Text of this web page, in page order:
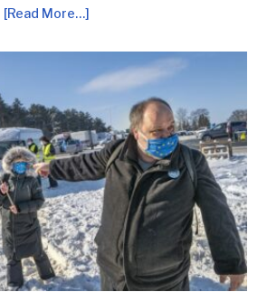
[Read More…]